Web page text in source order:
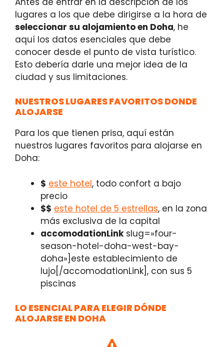
lugares a los que debe dirigirse a la hora de
seleccionar su alojamiento en Doha, he
aquí los datos esenciales que debe
conocer desde el punto de vista turístico.
Esto debería darle una mejor idea de la
ciudad y sus limitaciones.
NUESTROS LUGARES FAVORITOS DONDE
ALOJARSE
Para los que tienen prisa, aquí están
nuestros lugares favoritos para alojarse en
Doha:
$ este hotel, todo confort a bajo
precio
$$ este hotel de 5 estrellas, en la zona
más exclusiva de la capital
accomodationLinkslug=»four-
season-hotel-doha-west-bay-
doha»]este establecimiento de
lujo[/accomodationLink], con sus 5
piscinas
LO ESENCIAL PARA ELEGIR DÓNDE
ALOJARSE EN DOHA